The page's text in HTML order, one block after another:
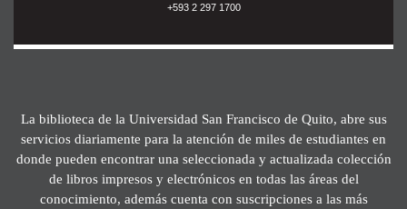
+593 2 297 1700
La biblioteca de la Universidad San Francisco de Quito, abre sus
servicios diariamente para la atención de miles de estudiantes en
donde pueden encontrar una seleccionada y actualizada colección
de libros impresos y electrónicos en todas las áreas del
conocimiento, además cuenta con suscripciones a las más